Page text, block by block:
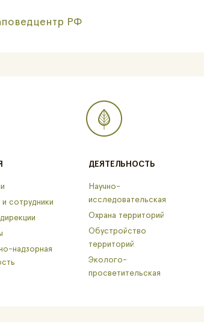
РФ
и сотрудники
надзорная
ДЕЯТЕЛЬНОСТЬ
Научно-
исследовательская
Охрана территорий
Обустройство
территорий
Эколого-
просветительская